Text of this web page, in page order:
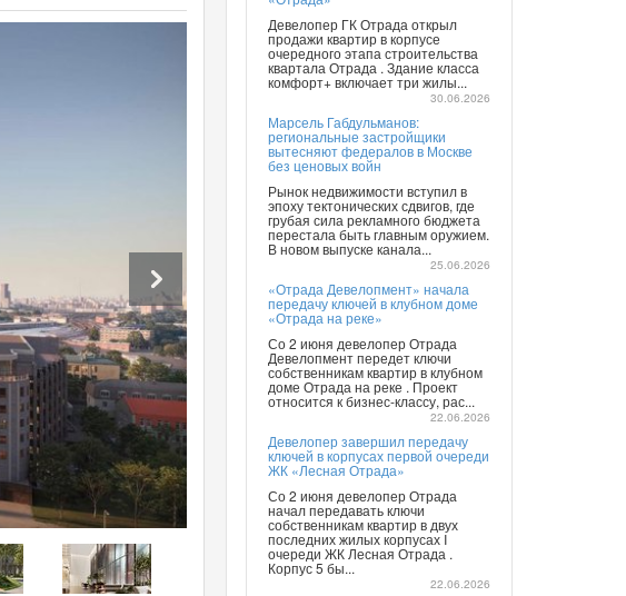
Девелопер ГК Отрада открыл
продажи квартир в корпусе
очередного этапа строительства
квартала Отрада . Здание класса
комфорт+ включает три жилы...
30.06.2026
Марсель Габдульманов:
региональные застройщики
вытесняют федералов в Москве
без ценовых войн
Рынок недвижимости вступил в
эпоху тектонических сдвигов, где
грубая сила рекламного бюджета
перестала быть главным оружием.
В новом выпуске канала...
25.06.2026
«Отрада Девелопмент» начала
передачу ключей в клубном доме
«Отрада на реке»
Со 2 июня девелопер Отрада
Девелопмент передет ключи
собственникам квартир в клубном
доме Отрада на реке . Проект
относится к бизнес-классу, рас...
22.06.2026
Девелопер завершил передачу
ключей в корпусах первой очереди
ЖК «Лесная Отрада»
Со 2 июня девелопер Отрада
начал передавать ключи
собственникам квартир в двух
последних жилых корпусах I
очереди ЖК Лесная Отрада .
Корпус 5 бы...
22.06.2026